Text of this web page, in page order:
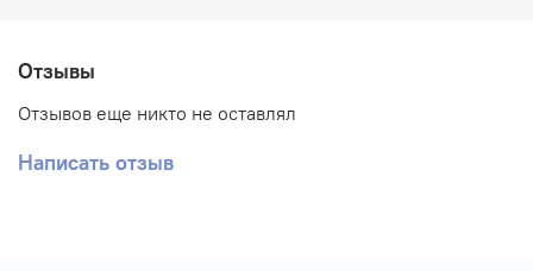
Отзывы
Отзывов еще никто не оставлял
Написать отзыв